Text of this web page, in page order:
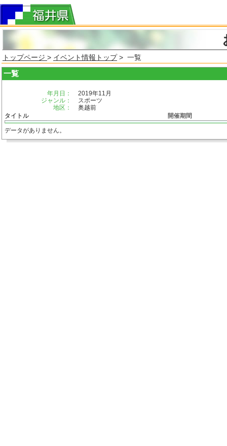
トップページ > イベント情報トップ> 一覧
一覧
年月日：
2019年11月
ジャンル：
スポーツ
地区：
奥越前
タイトル
開催期間
データがありません。